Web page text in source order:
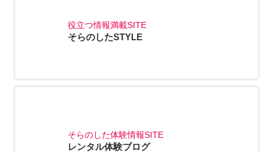
役立つ情報満載SITE
そらのしたSTYLE
そらのした体験情報SITE
レンタル体験ブログ